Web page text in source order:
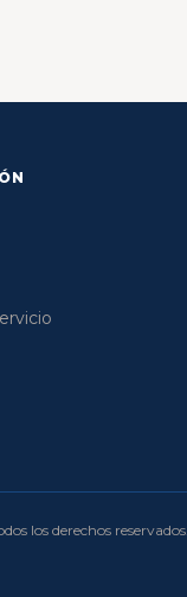
los derechos reservados.